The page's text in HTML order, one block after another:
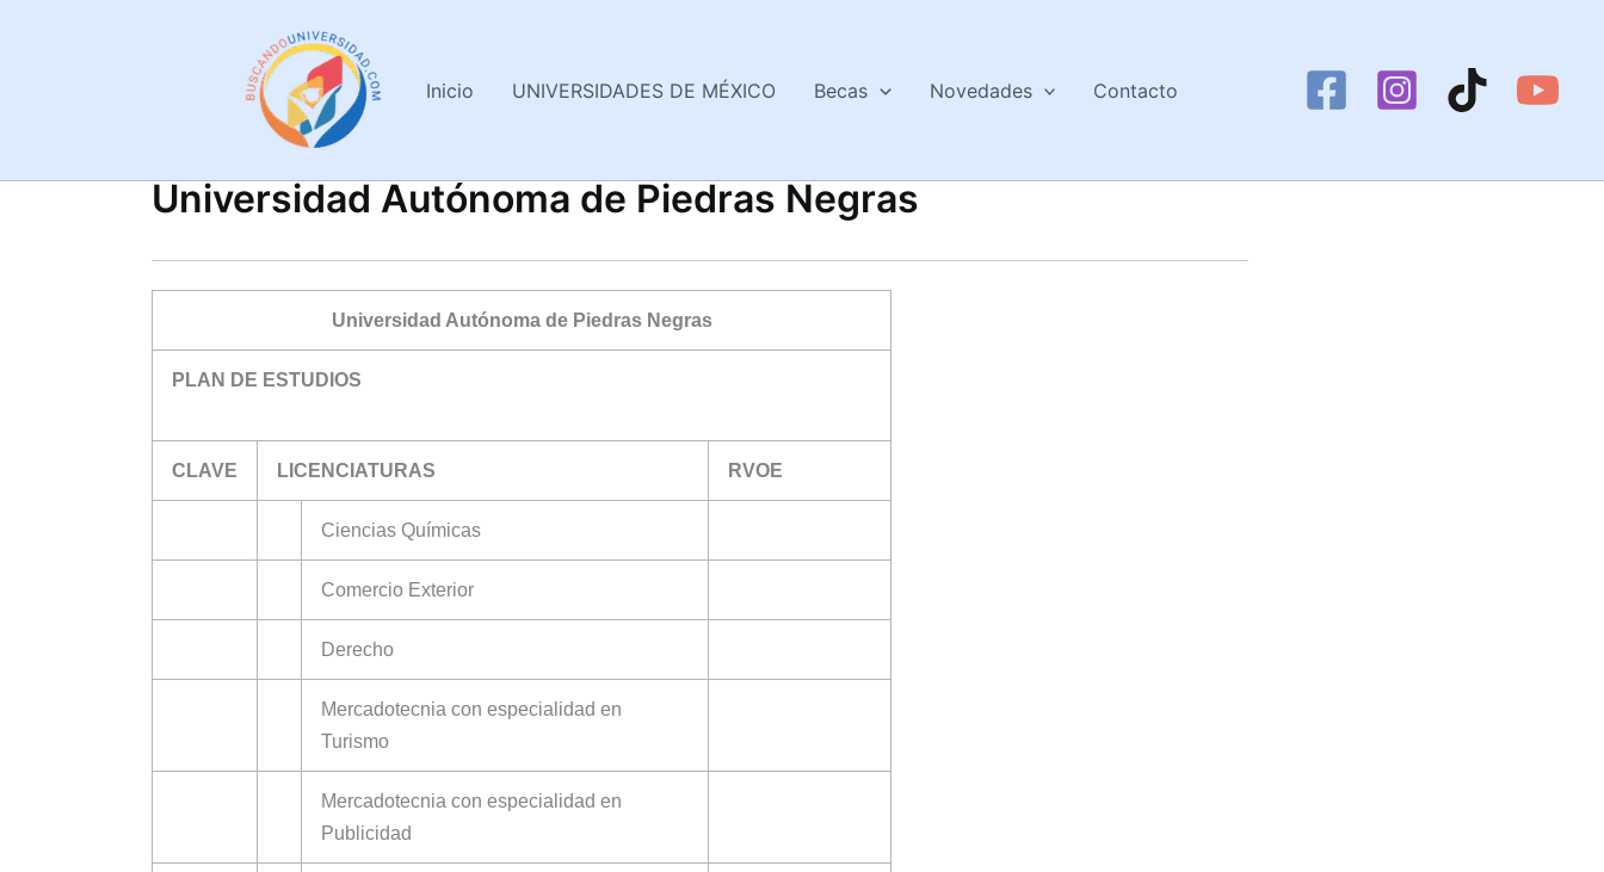
Inicio UNIVERSIDADES DE MÉXICO Becas Novedades Contacto
Universidad Autónoma de Piedras Negras
Universidad Autónoma de Piedras Negras
PLAN DE ESTUDIOS
CLAVE LICENCIATURAS RVOE
Ciencias Químicas
Comercio Exterior
Derecho
Mercadotecnia con especialidad en
Turismo
Mercadotecnia con especialidad en
Publicidad